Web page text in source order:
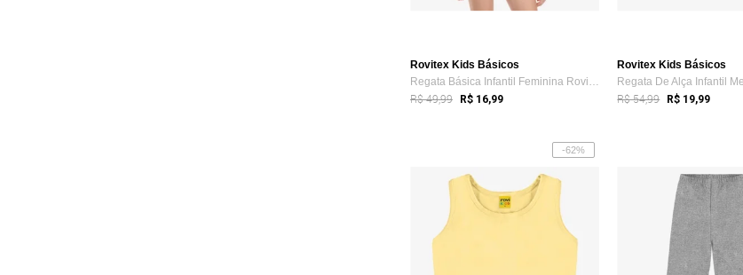
Rovitex Kids Básicos
Regata Básica Infantil Feminina Rovi Kids Rosa
R$ 49,99 R$ 16,99
Rovitex Kids Básicos
R$ 54,99 R$ 19,99
-62%